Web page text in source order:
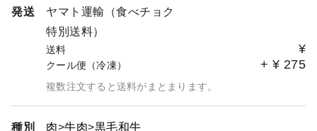
【賞味期限について】
一部商品を除き、お届け後約30日以上残存する商品をお届
けします。
一部商品：福箱（残存賞味期限が30日以下となる可能性が
あります）
発送
ヤマト運輸（食べチョク
特別送料）
送料 ¥
クール便（冷凍） + ¥ 275
複数注文すると送料がまとまります。
種別 肉 牛肉 黒毛和牛